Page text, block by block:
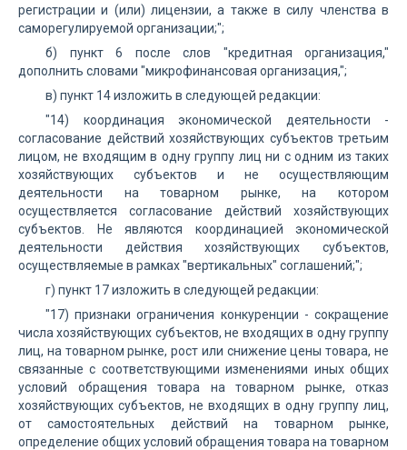
регистрации и (или) лицензии, а также в силу членства в
саморегулируемой организации;";
б) пункт 6 после слов "кредитная организация,"
дополнить словами "микрофинансовая организация,";
в) пункт 14 изложить в следующей редакции:
"14) координация экономической деятельности -
согласование действий хозяйствующих субъектов третьим
лицом, не входящим в одну группу лиц ни с одним из таких
хозяйствующих субъектов и не осуществляющим
деятельности на товарном рынке, на котором
осуществляется согласование действий хозяйствующих
субъектов. Не являются координацией экономической
деятельности действия хозяйствующих субъектов,
осуществляемые в рамках "вертикальных" соглашений;";
г) пункт 17 изложить в следующей редакции:
"17) признаки ограничения конкуренции - сокращение
числа хозяйствующих субъектов, не входящих в одну группу
лиц, на товарном рынке, рост или снижение цены товара, не
связанные с соответствующими изменениями иных общих
условий обращения товара на товарном рынке, отказ
хозяйствующих субъектов, не входящих в одну группу лиц,
от самостоятельных действий на товарном рынке,
определение общих условий обращения товара на товарном